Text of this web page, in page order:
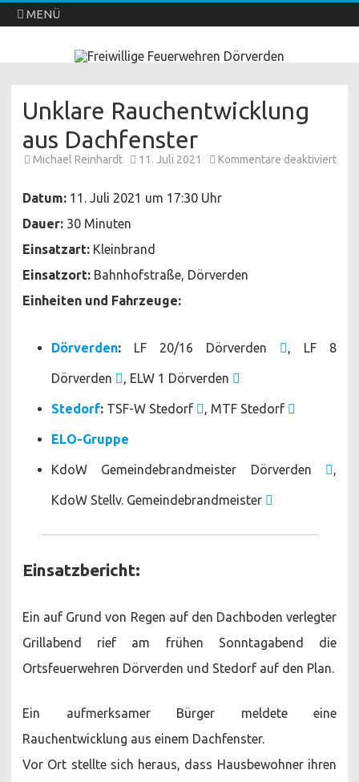
MENÜ
Freiwillige Feuerwehren Dörverden
Direkt
zum
Unklare Rauchentwicklung
aus Dachfenster
Michael Reinhardt 11. Juli 2021 Kommentare deaktiviertfür
Datum: 11. Juli 2021 um 17:30 Uhr
Dauer: 30 Minuten
Einsatzart: Kleinbrand
Einsatzort: Bahnhofstraße, Dörverden
Einheiten und Fahrzeuge:
Dörverden: LF 20/16 Dörverden , LF 8
Dörverden , ELW 1 Dörverden
Stedorf: TSF-W Stedorf , MTF Stedorf
ELO-Gruppe
KdoW Gemeindebrandmeister Dörverden ,
KdoW Stellv. Gemeindebrandmeister
Einsatzbericht:
Ein auf Grund von Regen auf den Dachboden verlegter
Grillabend rief am frühen Sonntagabend die
Ortsfeuerwehren Dörverden und Stedorf auf den Plan.
Ein aufmerksamer Bürger meldete eine
Rauchentwicklung aus einem Dachfenster.
Vor Ort stellte sich heraus, dass Hausbewohner ihren